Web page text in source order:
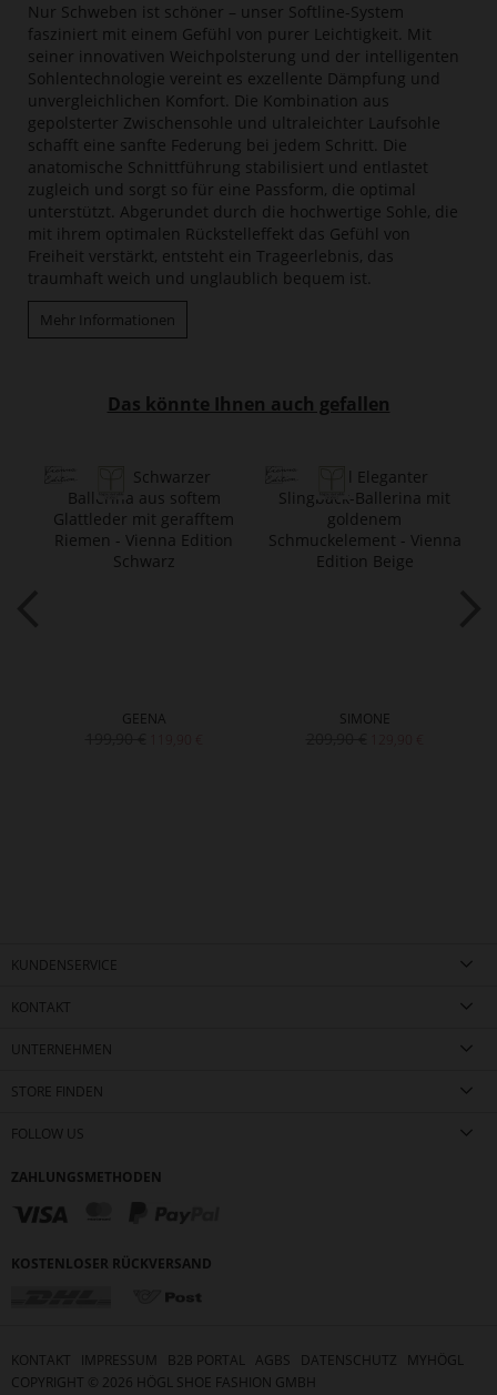
Nur Schweben ist schöner – unser Softline-System
fasziniert mit einem Gefühl von purer Leichtigkeit. Mit
seiner innovativen Weichpolsterung und der intelligenten
Sohlentechnologie vereint es exzellente Dämpfung und
unvergleichlichen Komfort. Die Kombination aus
gepolsterter Zwischensohle und ultraleichter Laufsohle
schafft eine sanfte Federung bei jedem Schritt. Die
anatomische Schnittführung stabilisiert und entlastet
zugleich und sorgt so für eine Passform, die optimal
unterstützt. Abgerundet durch die hochwertige Sohle, die
mit ihrem optimalen Rückstelleffekt das Gefühl von
Freiheit verstärkt, entsteht ein Trageerlebnis, das
traumhaft weich und unglaublich bequem ist.
Mehr Informationen
Das könnte Ihnen auch gefallen
GEENA SIMONE
KUNDENSERVICE
KONTAKT
UNTERNEHMEN
STORE FINDEN
FOLLOW US
ZAHLUNGSMETHODEN
KOSTENLOSER RÜCKVERSAND
KONTAKT IMPRESSUM B2B PORTAL AGBS DATENSCHUTZ
MYHÖGL
COPYRIGHT © 2026 HÖGL SHOE FASHION GMBH